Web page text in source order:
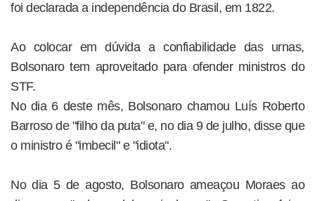
foi declarada a independência do Brasil, em 1822.
Ao colocar em dúvida a confiabilidade das urnas,
Bolsonaro tem aproveitado para ofender ministros do
STF.
No dia 6 deste mês, Bolsonaro chamou Luís Roberto
Barroso de "filho da puta" e, no dia 9 de julho, disse que
o ministro é "imbecil" e "idiota".
No dia 5 de agosto, Bolsonaro ameaçou Moraes ao